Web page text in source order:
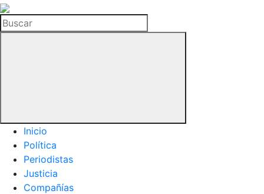
La
Hemeroteca
del
Buscar
Inicio
Política
Periodistas
Justicia
Compañías